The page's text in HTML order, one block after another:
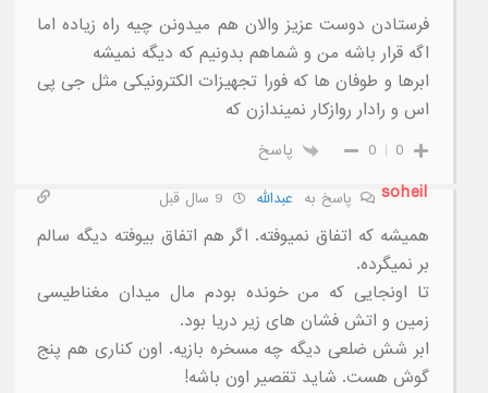
فرستادن دوست عزیز والان هم میدونن چیه راه زیاده اما
اگه قرار باشه من و شماهم بدونیم که دیگه نمیشه
ابرها و طوفان ها که فورا تجهیزات الکترونیکی مثل جی پی
اس و رادار روازکار نمیندازن که
0
0 پاسخ
soheil پاسخ به عبدالله
همیشه که اتفاق نمیوفته. اگر هم اتفاق بیوفته دیگه سالم
بر نمیگرده.
تا اونجایی که من خونده بودم مال میدان مغناطیسی
زمین و اتش فشان های زیر دریا بود.
ابر شش ضلعی دیگه چه مسخره بازیه. اون کناری هم پنج
گوش هست. شاید تقصیر اون باشه!